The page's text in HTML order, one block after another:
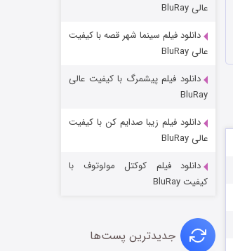
جادوگری در مغولستان
عالی BluRay
دانلود فیلم سینما شهر قصه با کیفیت
عالی BluRay
دانلود فیلم پیشمرگ با کیفیت عالی
BluRay
دانلود فیلم زیبا صدایم کن با کیفیت
عالی BluRay
دانلود فیلم کوکتل مولوتوف با
کیفیت BluRay
جدیدترین پست‌ها